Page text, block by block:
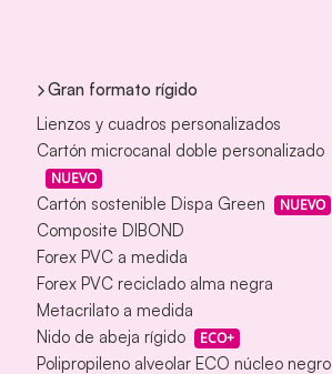
Gran formato rígido
Lienzos y cuadros personalizados
Cartón microcanal doble personalizado
NUEVO
Cartón sostenible Dispa Green NUEVO
Composite DIBOND
Forex PVC a medida
Forex PVC reciclado alma negra
Metacrilato a medida
Nido de abeja rígido
ECO+
Polipropileno alveolar ECO núcleo negro